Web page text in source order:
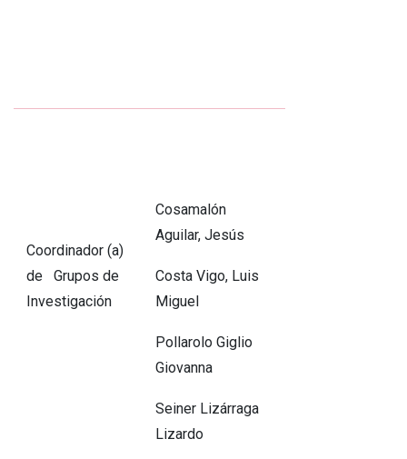
Coordinador (a)
de Grupos de
Investigación
Cosamalón
Aguilar, Jesús
Costa Vigo, Luis
Miguel
Pollarolo Giglio
Giovanna
Seiner Lizárraga
Lizardo